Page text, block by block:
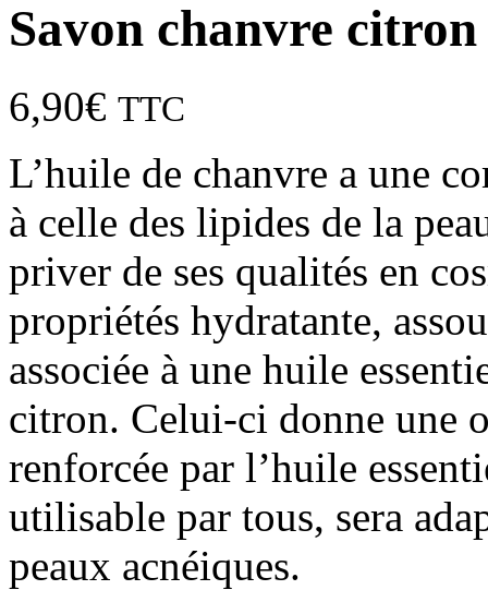
Savon chanvre citron
6,90€ TTC
L’huile de chanvre a une
à celle des lipides de la
priver de ses qualités en
propriétés hydratante,
associée à une huile
citron. Celui-ci donne une
renforcée par l’huile
utilisable par tous, sera
peaux acnéiques.